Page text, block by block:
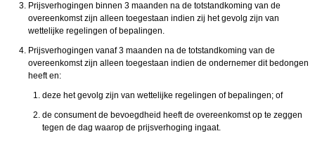
Prijsverhogingen binnen 3 maanden na de totstandkoming van de
overeenkomst zijn alleen toegestaan indien zij het gevolg zijn van
wettelijke regelingen of bepalingen.
Prijsverhogingen vanaf 3 maanden na de totstandkoming van de
overeenkomst zijn alleen toegestaan indien de ondernemer dit bedongen
heeft en:
deze het gevolg zijn van wettelijke regelingen of bepalingen; of
de consument de bevoegdheid heeft de overeenkomst op te zeggen
tegen de dag waarop de prijsverhoging ingaat.